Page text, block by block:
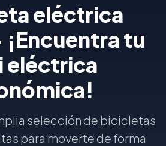
eléctrica
tu
eléctrica
selección de bicicletas
para moverte de forma